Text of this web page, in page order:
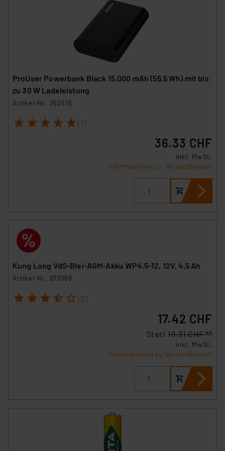
ProUser Powerbank Black 15.000 mAh (55,5 Wh) mit bis
zu 30 W Ladeleistung
Artikel-Nr. 252616
1 2 3 4 5 (1)
36.33 CHF
inkl. MwSt.
Informationen zu Versandkosten
Kung Long VdS-Blei-AGM-Akku WP4.5-12, 12V, 4,5 Ah
Artikel-Nr. 077089
1 2 3 4 5 (2)
17.42 CHF
Statt19.31 CHF **
inkl. MwSt.
Informationen zu Versandkosten